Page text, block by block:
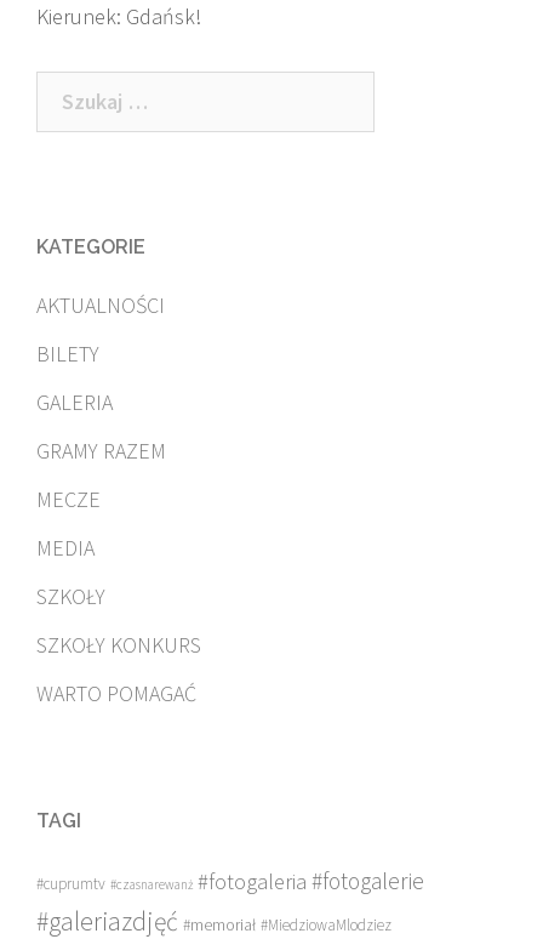
Kierunek: Gdańsk!
Szukaj:
KATEGORIE
AKTUALNOŚCI
BILETY
GALERIA
GRAMY RAZEM
MECZE
MEDIA
SZKOŁY
SZKOŁY KONKURS
WARTO POMAGAĆ
TAGI
#cuprumtv #czasnarewanż #fotogaleria #fotogalerie
#galeriazdjęć #memoriał #MiedziowaMlodziez